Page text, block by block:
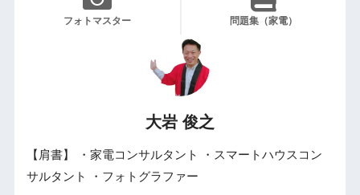
フォトマスター 問題集（家電）
大岩 俊之
【肩書】 ・家電コンサルタント ・スマートハウスコン
サルタント ・フォトグラファー